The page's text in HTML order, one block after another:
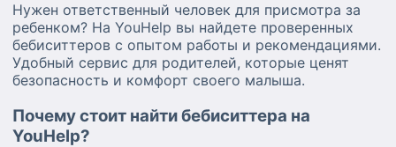
Нужен ответственный человек для присмотра за
ребенком? На YouHelp вы найдете проверенных
бебиситтеров с опытом работы и рекомендациями.
Удобный сервис для родителей, которые ценят
безопасность и комфорт своего малыша.
Почему стоит найти бебиситтера на
YouHelp?